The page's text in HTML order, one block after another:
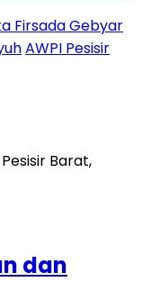
Firsada Gebyar
AWPI Pesisir
dan